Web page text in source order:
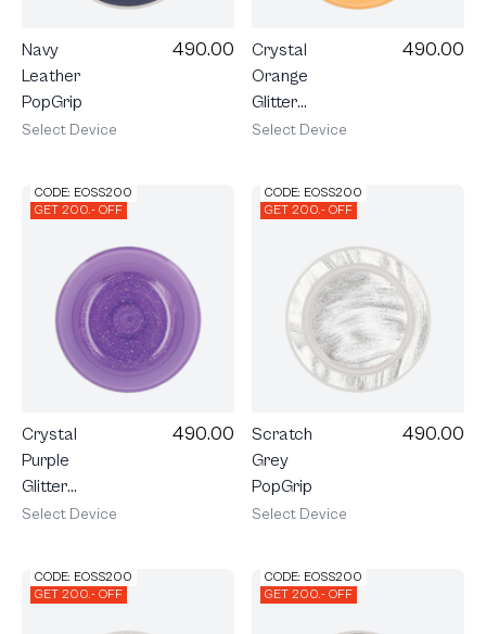
Navy
Leather
PopGrip
490.00
Select Device
Crystal
Orange
Glitter
PopGrip
490.00
Select Device
CODE: EOSS200
GET 200.- OFF
Crystal
Purple
Glitter
PopGrip
490.00
Select Device
CODE: EOSS200
GET 200.- OFF
Scratch
Grey
PopGrip
490.00
Select Device
CODE: EOSS200
GET 200.- OFF
CODE: EOSS200
GET 200.- OFF